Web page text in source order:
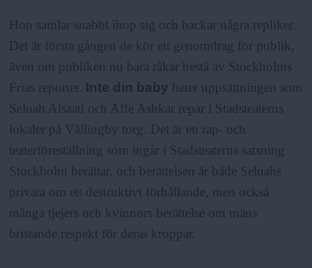
Hon samlar snabbt ihop sig och backar några repliker.
Det är första gången de kör ett genomdrag för publik,
även om publiken nu bara råkar bestå av Stockholms
Frias reporter. Inte din baby heter uppsättningen som
Seluah Alsaati och Affe Ashkar repar i Stadsteaterns
lokaler på Vällingby torg. Det är en rap- och
teaterföreställning som ingår i Stadsteaterns satsning
Stockholm berättar, och berättelsen är både Seluahs
privata om ett destruktivt förhållande, men också
många tjejers och kvinnors berättelse om mäns
bristande respekt för deras kroppar.